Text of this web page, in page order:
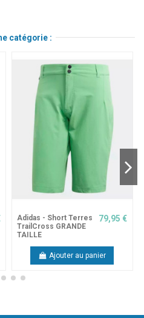
catégorie :
Adidas - Short Terres
TrailCross GRANDE
TAILLE
79,95 €
Ajouter au panier